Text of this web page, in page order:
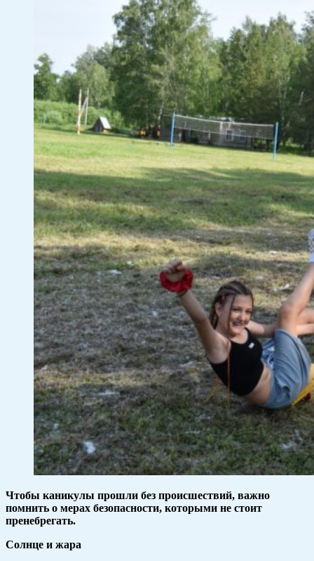
Чтобы каникулы прошли без происшествий, важно
помнить о мерах безопасности, которыми не стоит
пренебрегать.
Солнце и жара